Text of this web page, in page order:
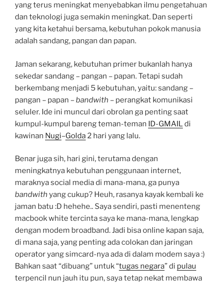
yang terus meningkat menyebabkan ilmu pengetahuan
dan teknologi juga semakin meningkat. Dan seperti
yang kita ketahui bersama, kebutuhan pokok manusia
adalah sandang, pangan dan papan.
Jaman sekarang, kebutuhan primer bukanlah hanya
sekedar sandang – pangan – papan. Tetapi sudah
berkembang menjadi 5 kebutuhan, yaitu: sandang –
pangan – papan –bandwith – perangkat komunikasi
seluler. Ide ini muncul dari obrolan ga penting saat
kumpul-kumpul bareng teman-teman ID-GMAILdi
kawinan Nugi–Golda2 hari yang lalu.
Benar juga sih, hari gini, terutama dengan
meningkatnya kebutuhan penggunaan internet,
maraknya social media di mana-mana, ga punya
bandwith yang cukup? Heuh, rasanya kayak kembali ke
jaman batu :D hehehe.. Saya sendiri, pasti menenteng
macbook white tercinta saya ke mana-mana, lengkap
dengan modem broadband. Jadi bisa online kapan saja,
di mana saja, yang penting ada colokan dan jaringan
operator yang simcard-nya ada di dalam modem saya :)
Bahkan saat “dibuang” untuk “tugas negara” di pulau
terpencil nun jauh itu pun, saya tetap nekat membawa